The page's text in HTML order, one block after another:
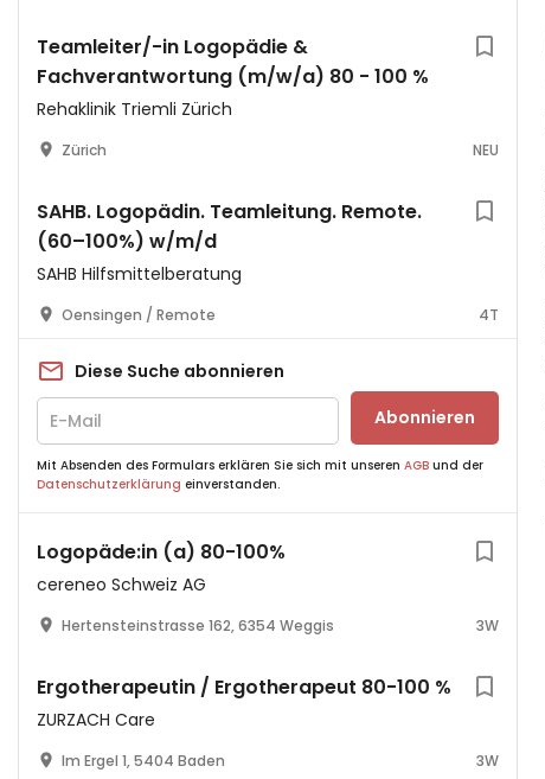
Teamleiter/-in Logopädie &
Fachverantwortung (m/w/a) 80 - 100 %
Rehaklinik Triemli Zürich
Zürich NEU
SAHB. Logopädin. Teamleitung. Remote.
(60–100%) w/m/d
SAHB Hilfsmittelberatung
Oensingen / Remote 4T
Diese Suche abonnieren
Abonnieren
Mit Absenden des Formulars erklären Sie sich mit unseren AGB und der
Datenschutzerklärung einverstanden.
Logopäde:in (a) 80-100%
cereneo Schweiz AG
Hertensteinstrasse 162, 6354 Weggis 3W
Ergotherapeutin / Ergotherapeut 80-100 %
ZURZACH Care
Im Ergel 1, 5404 Baden 3W